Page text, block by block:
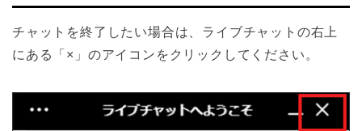
チャットを終了したい場合は、ライブチャットの右上
にある「×」のアイコンをクリックしてください。